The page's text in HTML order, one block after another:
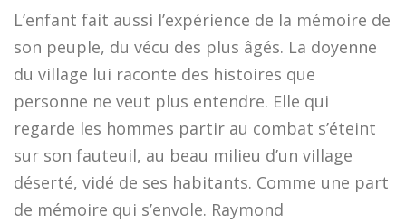
L’enfant fait aussi l’expérience de la mémoire de
son peuple, du vécu des plus âgés. La doyenne
du village lui raconte des histoires que
personne ne veut plus entendre. Elle qui
regarde les hommes partir au combat s’éteint
sur son fauteuil, au beau milieu d’un village
déserté, vidé de ses habitants. Comme une part
de mémoire qui s’envole. Raymond